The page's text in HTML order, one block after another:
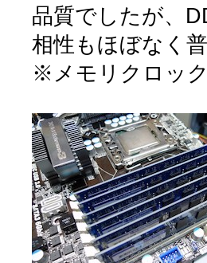
品質でしたが、
相性もほぼなく
※メモリクロッ